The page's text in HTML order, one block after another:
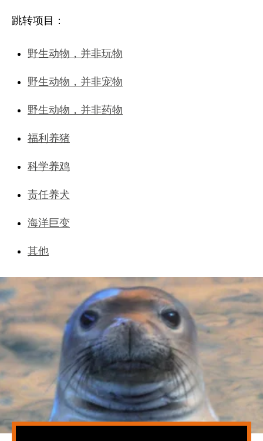
跳转项目：
野生动物，并非玩物
野生动物，并非宠物
野生动物，并非药物
福利养猪
科学养鸡
责任养犬
海洋巨变
其他